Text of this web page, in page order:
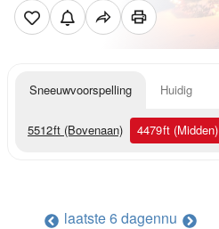
Sneeuwvoorspelling Huidig
5512ft (Bovenaan) 4479ft (Midden)
laatste 6 dagennu